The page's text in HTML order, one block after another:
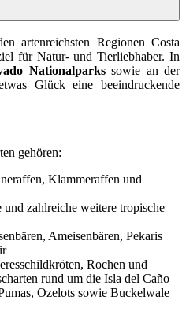
artenreichsten Regionen Costa
für Natur- und Tierliebhaber. In
Nationalparkssowie an der
Glück eine beeindruckende
gehören:
Klammeraffen und
und zahlreiche weitere tropische
Ameisenbären, Pekaris
Rochen und
rund um die Isla del Caño
Ozelots sowie Buckelwale